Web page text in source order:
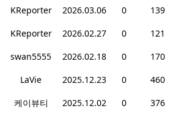
KReporter 2026.03.06 0
139
KReporter 2026.02.27 0
121
swan5555 2026.02.18 0
170
LaVie 2025.12.23 0
460
케이뷰티 2025.12.02 0
376